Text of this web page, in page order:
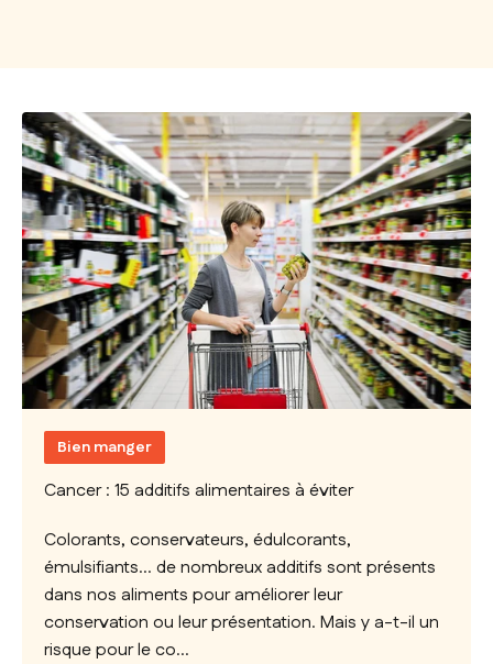
Bien manger
Cancer : 15 additifs alimentaires à éviter
Colorants, conservateurs, édulcorants,
émulsifiants... de nombreux additifs sont présents
dans nos aliments pour améliorer leur
conservation ou leur présentation. Mais y a-t-il un
risque pour le co...